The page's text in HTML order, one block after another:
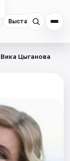
Выставки
Вика Цыганова